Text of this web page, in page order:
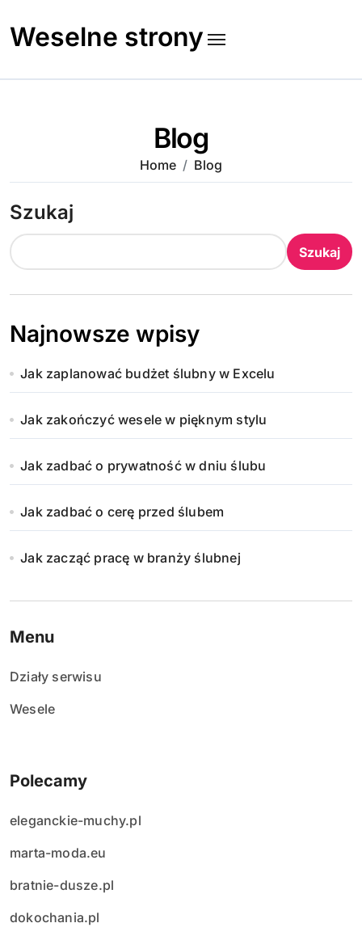
to
content
Weselne strony
Blog
Home Blog
Szukaj
Szukaj
Najnowsze wpisy
Jak zaplanować budżet ślubny w Excelu
Jak zakończyć wesele w pięknym stylu
Jak zadbać o prywatność w dniu ślubu
Jak zadbać o cerę przed ślubem
Jak zacząć pracę w branży ślubnej
Menu
Działy serwisu
Wesele
Polecamy
eleganckie-muchy.pl
marta-moda.eu
bratnie-dusze.pl
dokochania.pl